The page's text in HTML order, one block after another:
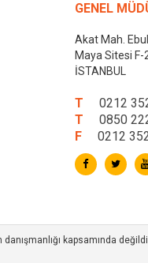
GENEL
Akat Mah.
Maya Sitesi
İSTANBUL
T
0212
T
0850
F
0212
kapsamında